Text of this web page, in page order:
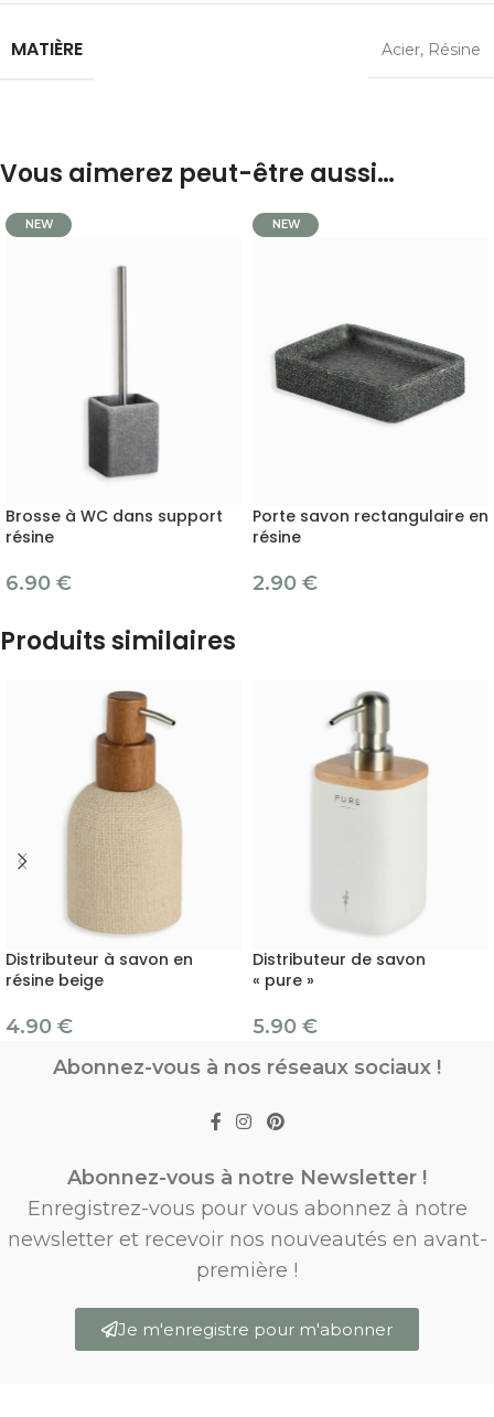
MATIÈRE Acier, Résine
Vous aimerez peut-être aussi…
NEW
Brosse à WC dans support
résine
6.90 €
NEW
Porte savon rectangulaire en
résine
2.90 €
Produits similaires
Distributeur à savon en
résine beige
4.90 €
Distributeur de savon
« pure »
5.90 €
Abonnez-vous à nos réseaux sociaux !
Abonnez-vous à notre Newsletter !
Enregistrez-vous pour vous abonnez à notre
newsletter et recevoir nos nouveautés en avant-
première !
Je m'enregistre pour m'abonner